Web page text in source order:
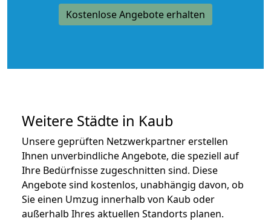
Kostenlose Angebote erhalten
Weitere Städte in Kaub
Unsere geprüften Netzwerkpartner erstellen
Ihnen unverbindliche Angebote, die speziell auf
Ihre Bedürfnisse zugeschnitten sind. Diese
Angebote sind kostenlos, unabhängig davon, ob
Sie einen Umzug innerhalb von Kaub oder
außerhalb Ihres aktuellen Standorts planen.